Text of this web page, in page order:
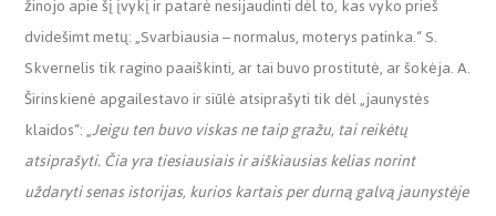
dvidešimt metų: „Svarbiausia – normalus, moterys patinka.“ S.
Skvernelis tik ragino paaiškinti, ar tai buvo prostitutė, ar šokėja. A.
Širinskienė apgailestavo ir siūlė atsiprašyti tik dėl „jaunystės
klaidos“: „Jeigu ten buvo viskas ne taip gražu, tai reikėtų
atsiprašyti. Čia yra tiesiausiais ir aiškiausias kelias norint
uždaryti senas istorijas, kurios kartais per durną galvą jaunystėje